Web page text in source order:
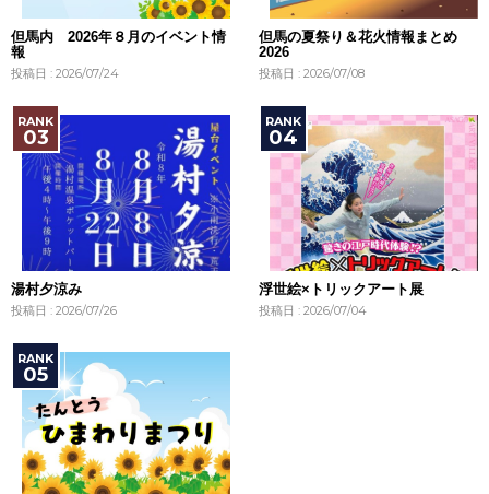
但馬内 2026年８月のイベント情
報
投稿日 : 2026/07/24
但馬の夏祭り＆花火情報まとめ
2026
投稿日 : 2026/07/08
湯村夕涼み
投稿日 : 2026/07/26
浮世絵×トリックアート展
投稿日 : 2026/07/04